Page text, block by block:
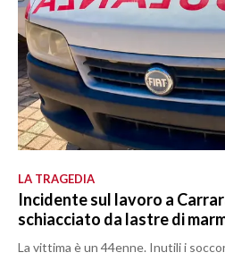
LA TRAGEDIA
Incidente sul lavoro a
schiacciato da lastre di
La vittima è un 44enne. Inutili i